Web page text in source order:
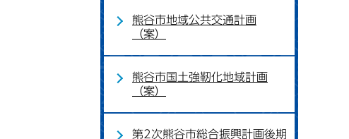
熊谷市地域公共交通計画
（案）
熊谷市国土強靭化地域計画
（案）
第2次熊谷市総合振興計画後期